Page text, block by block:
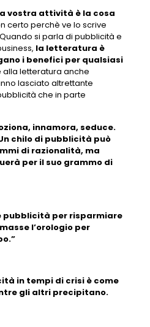
vostra attività è la cosa
certo perchè ve lo scrive
si parla di pubblicità e
la letteratura è
i benefici per qualsiasi
alla letteratura anche
lasciato altrettante
che in parte
innamora, seduce.
chilo di pubblicità può
di razionalità, ma
per il suo grammo di
pubblicità per risparmiare
l’orologio per
in tempi di crisi è come
gli altri precipitano.